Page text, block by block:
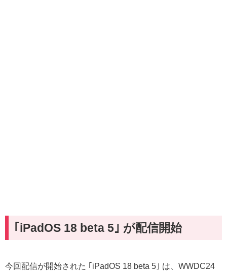
｢iPadOS 18 beta 5｣ が配信開始
今回配信が開始された ｢iPadOS 18 beta 5｣ は、WWDC24